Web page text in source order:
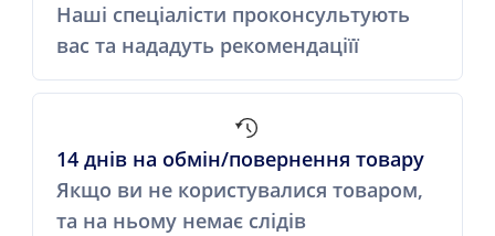
Наші спеціалісти проконсультують
вас та нададуть рекомендаціїї
14 днів на обмін/повернення товару
Якщо ви не користувалися товаром,
та на ньому немає слідів